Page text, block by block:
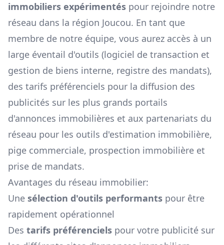
immobiliers expérimentés pour rejoindre notre
réseau dans la région Joucou. En tant que
membre de notre équipe, vous aurez accès à un
large éventail d'outils (logiciel de transaction et
gestion de biens interne, registre des mandats),
des tarifs préférenciels pour la diffusion des
publicités sur les plus grands portails
d'annonces immobilières et aux partenariats du
réseau pour les outils d'estimation immobilière,
pige commerciale, prospection immobilière et
prise de mandats.
Avantages du réseau immobilier:
Une sélection d'outils performants pour être
rapidement opérationnel
Des tarifs préférenciels pour votre publicité sur